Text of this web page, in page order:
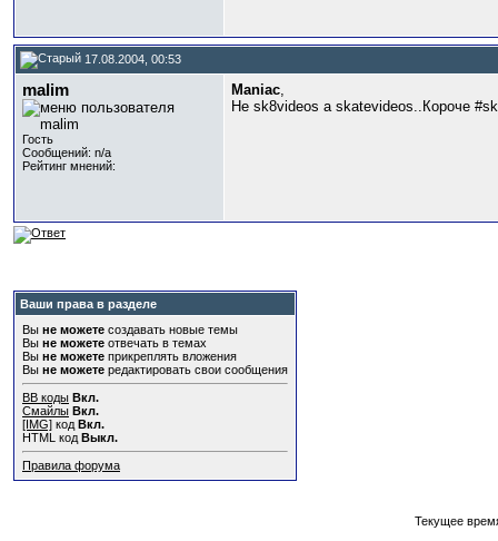
17.08.2004, 00:53
malim
Гость
Сообщений: n/a
Рейтинг мнений:
Maniac,
Не sk8videos а skatevideos..Короче
Ваши права в разделе
Вы не можете создавать новые темы
Вы не можете отвечать в темах
Вы не можете прикреплять вложения
Вы не можете редактировать свои сообщения
BB коды Вкл.
Смайлы Вкл.
[IMG] код Вкл.
HTML код Выкл.
Правила форума
Текущее